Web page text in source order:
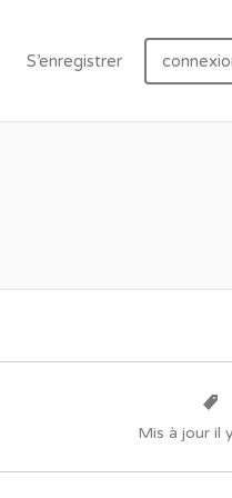
S’enregistrer
Mis à jour il